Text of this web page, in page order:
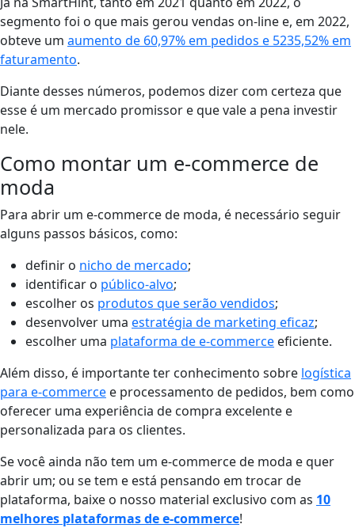
segmento foi o que mais gerou vendas on-line e, em 2022,
obteve um aumento de 60,97% em pedidos e 5235,52% em
faturamento.
Diante desses números, podemos dizer com certeza que
esse é um mercado promissor e que vale a pena investir
nele.
Como montar um e-commerce de
moda
Para abrir um e-commerce de moda, é necessário seguir
alguns passos básicos, como:
definir o nicho de mercado;
identificar o público-alvo;
escolher os produtos que serão vendidos;
desenvolver uma estratégia de marketing eficaz;
escolher uma plataforma de e-commerce eficiente.
Além disso, é importante ter conhecimento sobre logística
para e-commerce e processamento de pedidos, bem como
oferecer uma experiência de compra excelente e
personalizada para os clientes.
Se você ainda não tem um e-commerce de moda e quer
abrir um; ou se tem e está pensando em trocar de
plataforma, baixe o nosso material exclusivo com as 10
melhores plataformas de e-commerce!